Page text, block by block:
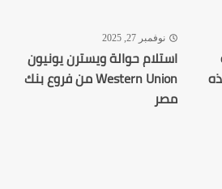
نوفمبر 27, 2025
استلام حوالة ويسترن يونيون
Western Union من فروع بنك
مصر